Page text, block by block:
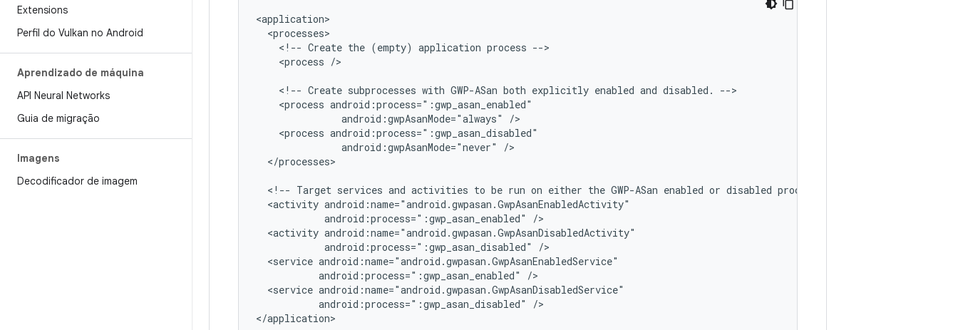
Extensions
Perfil do Vulkan no Android
Aprendizado de máquina
API Neural Networks
Guia de migração
Imagens
Decodificador de imagem
<!-- Create the (empty) application process
<process />
<!-- Create subprocesses with GWP-ASan both explicitly enabled and disabled.
<process
android:gwpAsanMode="always"
<process
android:gwpAsanMode="never"
</processes>
<!-- Target services and activities to be run on either the GWP-ASan enabled or disabled processes.
<activity
android:process=":gwp_asan_enabled"
<activity
android:process=":gwp_asan_disabled"
<service
android:process=":gwp_asan_enabled"
<service
android:process=":gwp_asan_disabled"
/>
</application>